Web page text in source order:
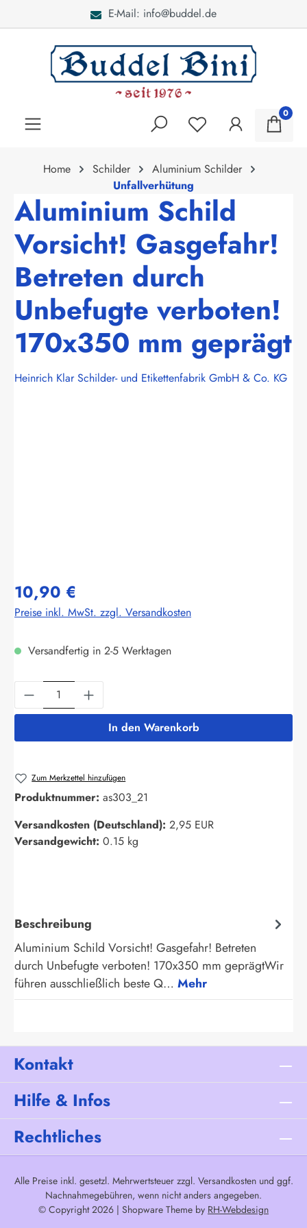
E-Mail: info@buddel.de
0
Home Schilder
Aluminium Schilder
Unfallverhütung
Aluminium Schild
Vorsicht! Gasgefahr!
Betreten durch
Unbefugte verboten!
170x350 mm geprägt
Heinrich Klar Schilder- und Etikettenfabrik GmbH & Co. KG
10,90 €
Preise inkl. MwSt. zzgl. Versandkosten
Versandfertig in 2-5 Werktagen
Produkt Anzahl: Gib den gewünschten
In den Warenkorb
Zum Merkzettel hinzufügen
Produktnummer: as303_21
Versandkosten (Deutschland): 2,95 EUR
Versandgewicht: 0.15 kg
Beschreibung
Aluminium Schild Vorsicht! Gasgefahr! Betreten
durch Unbefugte verboten! 170x350 mm geprägtWir
führen ausschließlich beste Q… Mehr
Kontakt
Hilfe & Infos
Rechtliches
Alle Preise inkl. gesetzl. Mehrwertsteuer zzgl. Versandkostenund ggf.
Nachnahmegebühren, wenn nicht anders angegeben.
© Copyright 2026 | Shopware Theme by RH-Webdesign